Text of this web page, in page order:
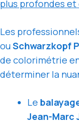
plus profondes et
Les
ouSchwarzkopf
de colorimétrie
déterminer la
Le
Jean-Marc